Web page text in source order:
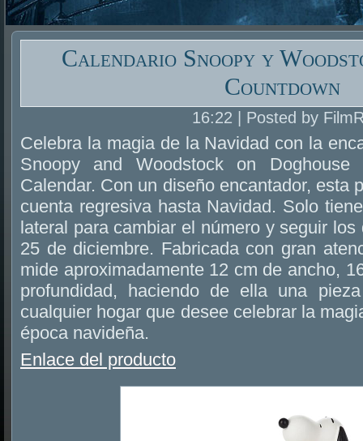
Calendario Snoopy y
Countdown
16:22 | Posted by
Celebra la magia de la Navidad con la
Snoopy and Woodstock on Doghouse
Calendar. Con un diseño encantador, esta
cuenta regresiva hasta Navidad. Solo
lateral para cambiar el número y seguir
25 de diciembre. Fabricada con gran
mide aproximadamente 12 cm de ancho,
profundidad, haciendo de ella una
cualquier hogar que desee celebrar la
época navideña.
Enlace del producto